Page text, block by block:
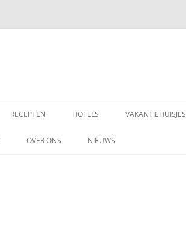
RECEPTEN HOTELS VAKANTIEHUISJES
OVER ONS NIEUWS